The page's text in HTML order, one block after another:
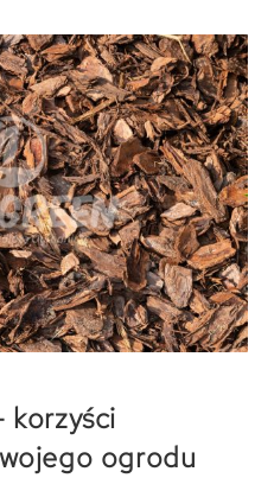
korzyści
ogrodu